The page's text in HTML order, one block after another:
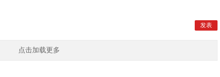
点击加载更多